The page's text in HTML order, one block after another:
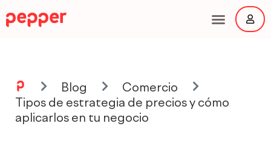
al
Blog
Comercio
Tipos de estrategia de precios y cómo
aplicarlos en tu negocio